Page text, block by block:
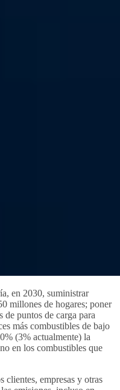
en 2030, suministrar
millones de hogares; poner
puntos de carga para
más combustibles de bajo
(3% actualmente) la
en los combustibles que
clientes, empresas y otras